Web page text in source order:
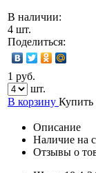
В наличии:
4 шт.
Поделиться:
1 руб.
шт.
В корзину Купить
Описание
Наличие на
Отзывы о